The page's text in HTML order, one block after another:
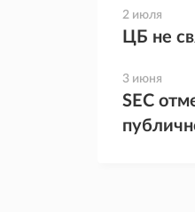
2 июля
ЦБ не
3 июня
SEC